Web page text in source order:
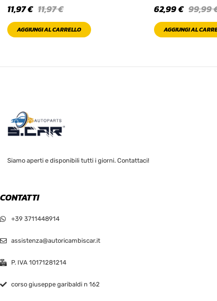
11,97€
11,97€
AGGIUNGI AL CARRELLO
99,99
62,99€
AGGIUNGI AL
Siamo aperti e disponibili tutti i giorni. Contattaci!
CONTATTI
+39 3711448914
assistenza@autoricambiscar.it
P. IVA 10171281214
corso giuseppe garibaldi n 162